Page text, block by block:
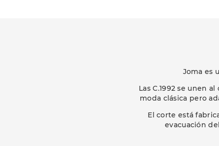
Joma es
Las C.1992 se unen
moda clásica pero
El corte está
evacuación